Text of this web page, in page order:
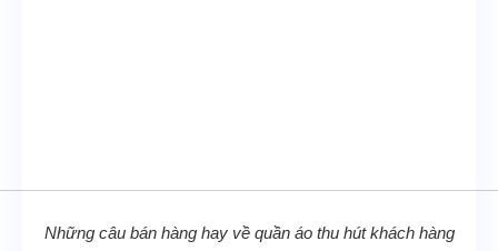
Những câu bán hàng hay về quần áo thu hút khách hàng